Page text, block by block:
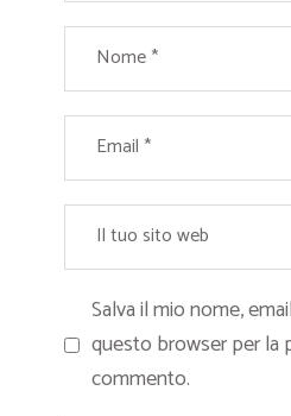
Salva il mio nome,
questo browser per la
commento.